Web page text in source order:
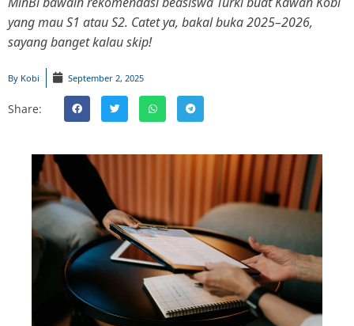
yang mau S1 atau S2. Catet ya, bakal buka 2025–2026,
sayang banget kalau skip!
By Kobi September 2, 2025
Share: